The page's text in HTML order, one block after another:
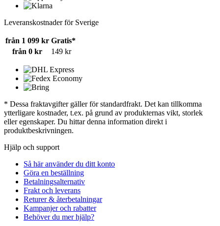
Leveranskostnader för Sverige
från 1 099 kr Gratis*
från 0 kr
149 kr
* Dessa fraktavgifter gäller för standardfrakt. Det kan tillkomma
ytterligare kostnader, t.ex. på grund av produkternas vikt, storlek
eller egenskaper. Du hittar denna information direkt i
produktbeskrivningen.
Hjälp och support
Så här använder du ditt konto
Göra en beställning
Betalningsalternativ
Frakt och leverans
Returer & återbetalningar
Kampanjer och rabatter
Behöver du mer hjälp?